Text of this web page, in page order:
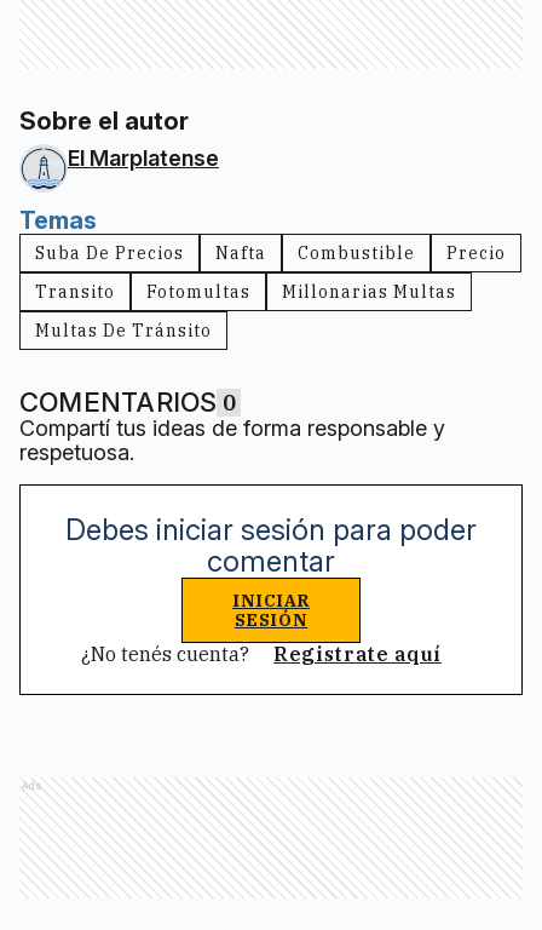
Sobre el autor
El Marplatense
Temas
Suba De Precios Nafta Combustible
Precio
Transito
Fotomultas
Millonarias Multas
Multas De Tránsito
COMENTARIOS 0
Compartí tus ideas de forma responsable y
respetuosa.
Debes iniciar sesión para poder
comentar
INICIAR
SESIÓN
¿No tenés cuenta? Registrate aquí
Ads